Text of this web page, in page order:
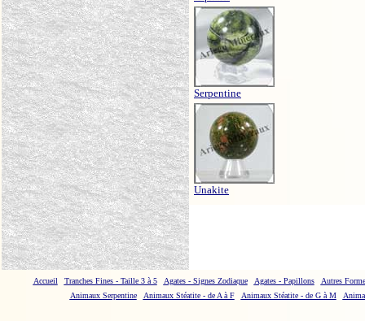
Serpentine
Unakite
Accueil Tranches Fines - Taille 3 à 5 Agates - Signes Zodiaque Agates - Papillons
Autres
Animaux Serpentine
Animaux Stéatite - de A à F Animaux Stéatite - de G à M